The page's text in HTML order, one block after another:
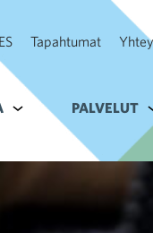
Tapahtumat
Alavalikko kohteelle
PALVELUT